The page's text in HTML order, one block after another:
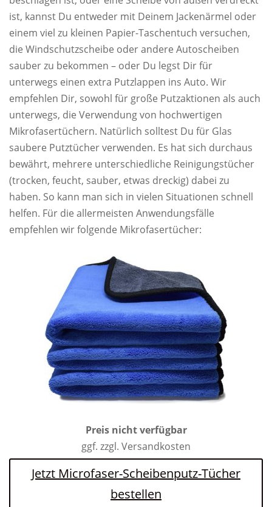
ist, kannst Du entweder mit Deinem Jackenärmel oder
einem viel zu kleinen Papier-Taschentuch versuchen,
die Windschutzscheibe oder andere Autoscheiben
sauber zu bekommen – oder Du legst Dir für
unterwegs einen extra Putzlappen ins Auto. Wir
empfehlen Dir, sowohl für große Putzaktionen als auch
unterwegs, die Verwendung von hochwertigen
Mikrofasertüchern. Natürlich solltest Du für Glas
saubere Putztücher verwenden. Es hat sich durchaus
bewährt, mehrere unterschiedliche Reinigungstücher
(trocken, feucht, sauber, etwas dreckig) dabei zu
haben. So kann man sich in vielen Situationen schnell
helfen. Für die allermeisten Anwendungsfälle
empfehlen wir folgende Mikrofasertücher:
Preis nicht verfügbar
ggf. zzgl. Versandkosten
Jetzt Microfaser-Scheibenputz-Tücher
bestellen